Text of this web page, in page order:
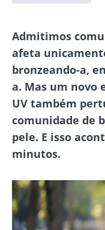
Admitimos
afeta
bronzeando-a,
a. Mas um novo
UV também
comunidade de
pele. E isso
minutos.